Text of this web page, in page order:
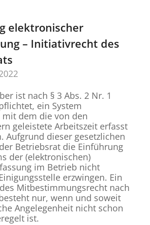
elektronischer
– Initiativrecht des
ist nach § 3 Abs. 2 Nr. 1
ein System
dem die von den
geleistete Arbeitszeit erfasst
Aufgrund dieser gesetzlichen
Betriebsrat die Einführung
der (elektronischen)
im Betrieb nicht
erzwingen. Ein
Mitbestimmungsrecht nach
nur, wenn und soweit
Angelegenheit nicht schon
ist.